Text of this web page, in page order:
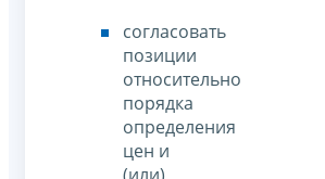
согласовать
позиции
относительно
порядка
определения
цен и